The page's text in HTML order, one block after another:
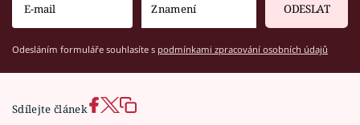
ODESLAT
Odesláním formuláře souhlasíte s podmínkami zpracování osobních údajů
Sdílejte článek